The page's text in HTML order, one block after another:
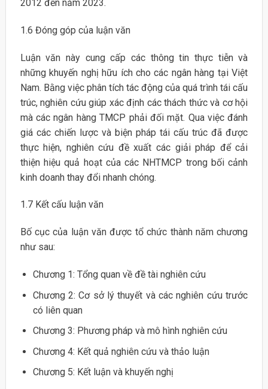
2012 đến năm 2023.
1.6 Đóng góp của luận văn
Luận văn này cung cấp các thông tin thực tiễn và
những khuyến nghị hữu ích cho các ngân hàng tại Việt
Nam. Bằng việc phân tích tác động của quá trình tái cấu
trúc, nghiên cứu giúp xác định các thách thức và cơ hội
mà các ngân hàng TMCP phải đối mặt. Qua việc đánh
giá các chiến lược và biện pháp tái cấu trúc đã được
thực hiện, nghiên cứu đề xuất các giải pháp để cải
thiện hiệu quả hoạt của các NHTMCP trong bối cảnh
kinh doanh thay đổi nhanh chóng.
1.7 Kết cấu luận văn
Bố cục của luận văn được tổ chức thành năm chương
như sau:
Chương 1: Tổng quan về đề tài nghiên cứu
Chương 2: Cơ sở lý thuyết và các nghiên cứu trước
có liên quan
Chương 3: Phương pháp và mô hình nghiên cứu
Chương 4: Kết quả nghiên cứu và thảo luận
Chương 5: Kết luận và khuyến nghị